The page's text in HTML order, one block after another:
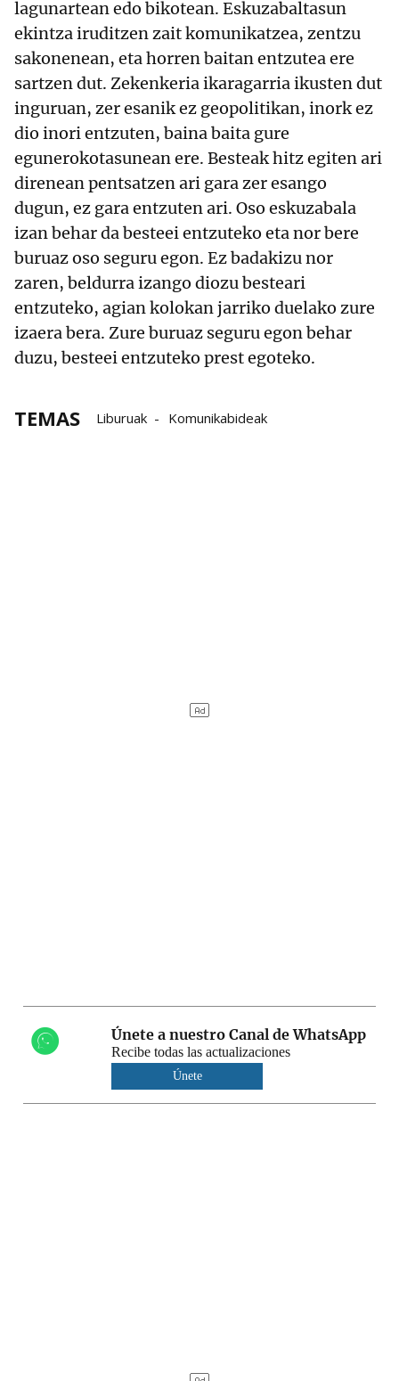
lagunartean edo bikotean. Eskuzabaltasun
ekintza iruditzen zait komunikatzea, zentzu
sakonenean, eta horren baitan entzutea ere
sartzen dut. Zekenkeria ikaragarria ikusten dut
inguruan, zer esanik ez geopolitikan, inork ez
dio inori entzuten, baina baita gure
egunerokotasunean ere. Besteak hitz egiten ari
direnean pentsatzen ari gara zer esango
dugun, ez gara entzuten ari. Oso eskuzabala
izan behar da besteei entzuteko eta nor bere
buruaz oso seguru egon. Ez badakizu nor
zaren, beldurra izango diozu besteari
entzuteko, agian kolokan jarriko duelako zure
izaera bera. Zure buruaz seguru egon behar
duzu, besteei entzuteko prest egoteko.
TEMAS Liburuak Komunikabideak
Únete a nuestro Canal de WhatsApp
Recibe todas las actualizaciones
Únete